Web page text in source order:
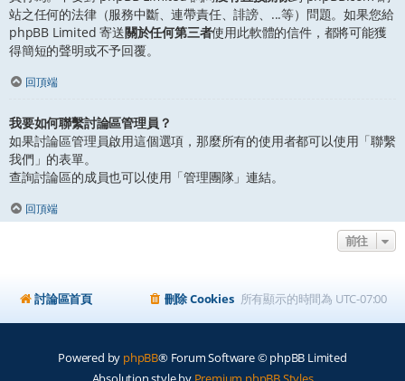
站之任何的法律（服務中斷、連帶責任、誹謗、...等）問題。如果您給
phpBB Limited 寄送關於任何第三者使用此軟體的信件，都將可能獲
得簡短的聲明或不予回覆。
回頂端
我要如何聯繫討論區管理員？
如果討論區管理員啟用這個選項，那麼所有的使用者都可以使用「聯繫
我們」的表單。
查詢討論區的成員也可以使用「管理團隊」連結。
回頂端
前往
討論區首頁 所有顯示的時間為 UTC-07:00
刪除 Cookies
Powered by phpBB® Forum Software © phpBB Limited